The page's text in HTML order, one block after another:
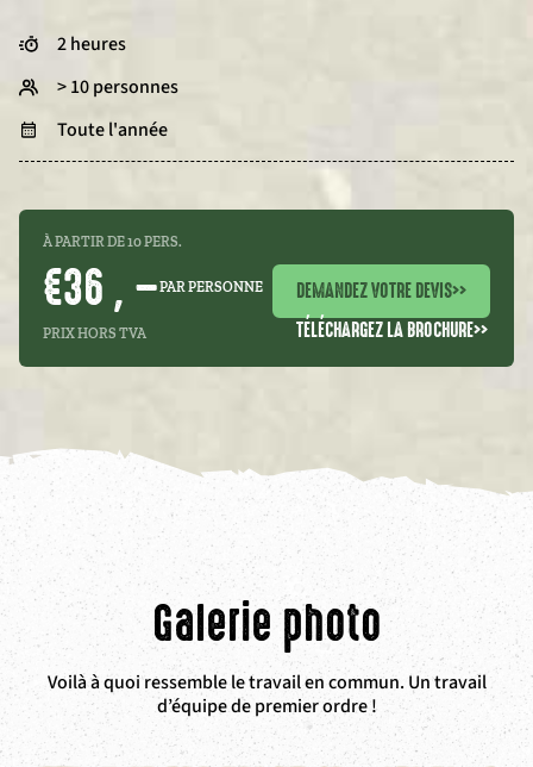
2 heures
> 10 personnes
Toute l'année
À PARTIR DE 10 PERS.
€36 , –PAR PERSONNE
PRIX HORS TVA
DEMANDEZ VOTRE DEVIS>>
TÉLÉCHARGEZ LA BROCHURE>>
Galerie photo
Voilà à quoi ressemble le travail en commun. Un travail
d’équipe de premier ordre !